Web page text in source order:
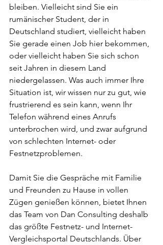
bleiben. Vielleicht sind Sie ein
rumänischer Student, der in
Deutschland studiert, vielleicht haben
Sie gerade einen Job hier bekommen,
oder vielleicht haben Sie sich schon
seit Jahren in diesem Land
niedergelassen. Was auch immer Ihre
Situation ist, wir wissen nur zu gut, wie
frustrierend es sein kann, wenn Ihr
Telefon während eines Anrufs
unterbrochen wird, und zwar aufgrund
von schlechten Internet- oder
Festnetzproblemen.
Damit Sie die Gespräche mit Familie
und Freunden zu Hause in vollen
Zügen genießen können, bietet Ihnen
das Team von Dan Consulting deshalb
das größte Festnetz- und Internet-
Vergleichsportal Deutschlands. Über